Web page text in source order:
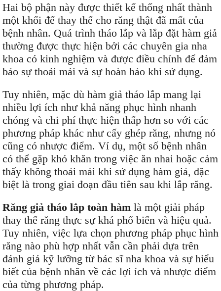
Hai bộ phận này được thiết kế thống nhất thành
một khối để thay thế cho răng thật đã mất của
bệnh nhân. Quá trình tháo lắp và lắp đặt hàm giả
thường được thực hiện bởi các chuyên gia nha
khoa có kinh nghiệm và được điều chỉnh để đảm
bảo sự thoải mái và sự hoàn hảo khi sử dụng.
Tuy nhiên, mặc dù hàm giả tháo lắp mang lại
nhiều lợi ích như khả năng phục hình nhanh
chóng và chi phí thực hiện thấp hơn so với các
phương pháp khác như cấy ghép răng, nhưng nó
cũng có nhược điểm. Ví dụ, một số bệnh nhân
có thể gặp khó khăn trong việc ăn nhai hoặc cảm
thấy không thoải mái khi sử dụng hàm giả, đặc
biệt là trong giai đoạn đầu tiên sau khi lắp răng.
Răng giả tháo lắp toàn hàm là một giải pháp
thay thế răng thực sự khá phổ biến và hiệu quả.
Tuy nhiên, việc lựa chọn phương pháp phục hình
răng nào phù hợp nhất vẫn cần phải dựa trên
đánh giá kỹ lưỡng từ bác sĩ nha khoa và sự hiểu
biết của bệnh nhân về các lợi ích và nhược điểm
của từng phương pháp.